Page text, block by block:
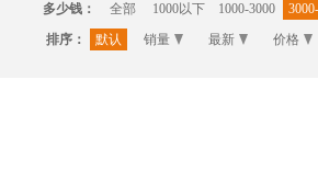
多少钱： 全部 1000以下 1000-3000
排序：
默认 销量 最新 价格